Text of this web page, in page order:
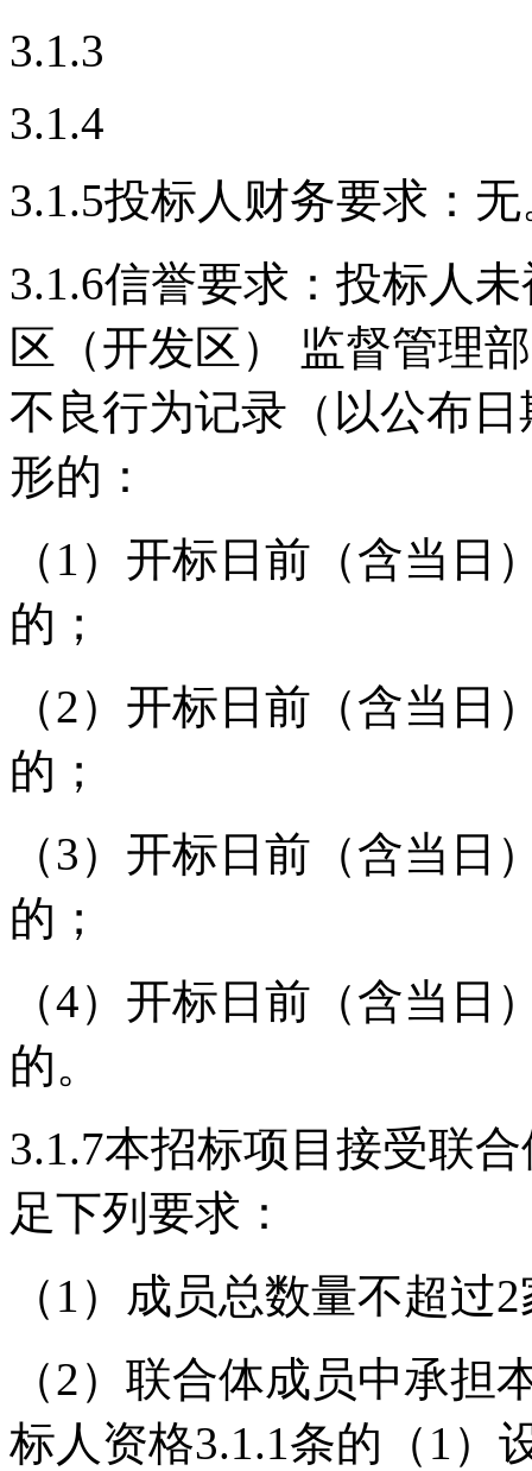
3.1.3
3.1.4
3.1.5投标人财务要求：无
3.1.6信誉要求： 投标人
区（开发区） 监督管理
不良行为记录（以公布
形的：
（ 1）开标日前（含当日
的；
（2）开标日前（含当日
的；
（3）开标日前（含当日
的；
（4）开标日前（含当日
的。
3.1.7本招标项目接受联
足下列要求：
（ 1）成员总数量不超过
（2）联合体成员中承担
标人资格3.1.1条的（1）